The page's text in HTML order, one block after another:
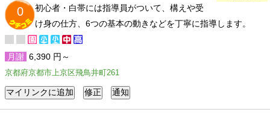
0
初心者・白帯には指導員がついて、構えや受
け身の仕方、6つの基本の動きなどを丁寧に指導します。
月謝 6,390 円～
京都府京都市上京区飛鳥井町261